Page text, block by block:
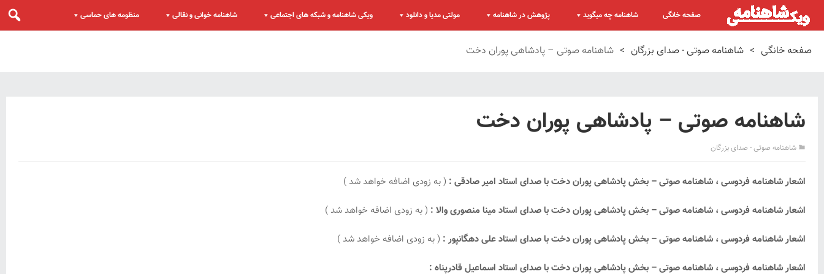
صفحه خانگی شاهنامه چه میگوید پژوهش در شاهنامه مولتی مدیا و دانلود ویکی شاهنامه و شبکه های اجتماعی شاهنامه خوانی و نقالی منظومه های حماسی
صفحه خانگی > شاهنامه صوتی - صدای بزرگان > شاهنامه صوتی – پادشاهی پوران دخت
شاهنامه صوتی – پادشاهی پوران دخت
شاهنامه صوتی - صدای بزرگان
اشعار شاهنامه فردوسی ، شاهنامه صوتی – بخش پادشاهی پوران دخت با صدای استاد امیر صادقی : ( به زودی اضافه خواهد شد )
اشعار شاهنامه فردوسی ، شاهنامه صوتی – بخش پادشاهی پوران دخت با صدای استاد مینا منصوری والا : ( به زودی اضافه خواهد شد )
اشعار شاهنامه فردوسی ، شاهنامه صوتی – بخش پادشاهی پوران دخت با صدای استاد علی دهگانپور : ( به زودی اضافه خواهد شد )
اشعار شاهنامه فردوسی ، شاهنامه صوتی – بخش پادشاهی پوران دخت با صدای استاد اسماعیل قادرپناه :